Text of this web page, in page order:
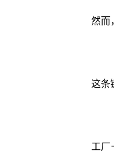
然而
这条
工厂